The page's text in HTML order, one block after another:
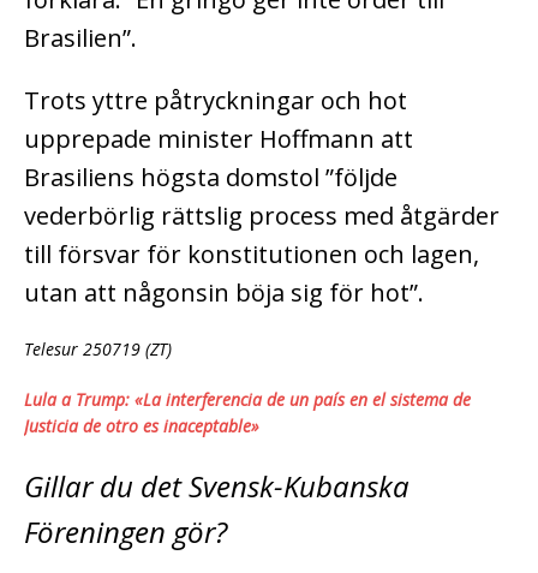
Brasilien”.
Trots yttre påtryckningar och hot
upprepade minister Hoffmann att
Brasiliens högsta domstol ”följde
vederbörlig rättslig process med åtgärder
till försvar för konstitutionen och lagen,
utan att någonsin böja sig för hot”.
Telesur 250719 (ZT)
Lula a Trump: «La interferencia de un país en el sistema de
Justicia de otro es inaceptable»
Gillar du det Svensk-Kubanska
Föreningen gör?